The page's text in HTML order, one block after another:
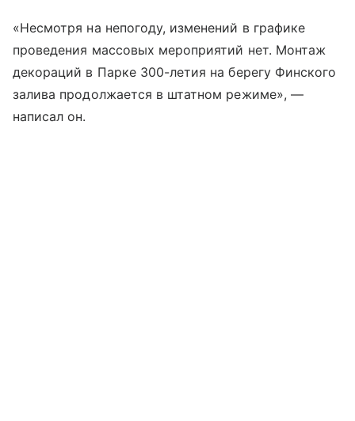
«Несмотря на непогоду, изменений в графике
проведения массовых мероприятий нет. Монтаж
декораций в Парке 300-летия на берегу Финского
залива продолжается в штатном режиме», —
написал он.